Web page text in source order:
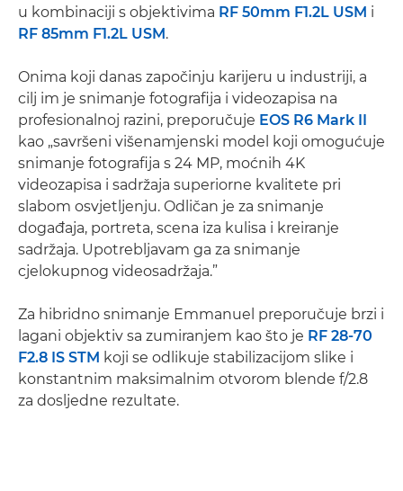
u kombinaciji s objektivima RF 50mm F1.2L USM i
RF 85mm F1.2L USM.
Onima koji danas započinju karijeru u industriji, a
cilj im je snimanje fotografija i videozapisa na
profesionalnoj razini, preporučuje EOS R6 Mark II
kao „savršeni višenamjenski model koji omogućuje
snimanje fotografija s 24 MP, moćnih 4K
videozapisa i sadržaja superiorne kvalitete pri
slabom osvjetljenju. Odličan je za snimanje
događaja, portreta, scena iza kulisa i kreiranje
sadržaja. Upotrebljavam ga za snimanje
cjelokupnog videosadržaja.”
Za hibridno snimanje Emmanuel preporučuje brzi i
lagani objektiv sa zumiranjem kao što je RF 28-70
F2.8 IS STM koji se odlikuje stabilizacijom slike i
konstantnim maksimalnim otvorom blende f/2.8
za dosljedne rezultate.